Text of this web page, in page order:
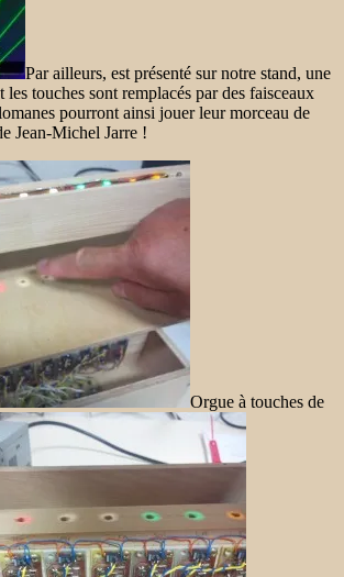
Par ailleurs, est présenté sur notre stand, une
touches sont remplacés par des faisceaux
pourront ainsi jouer leur morceau de
Jean-Michel Jarre !
Orgue à touches de